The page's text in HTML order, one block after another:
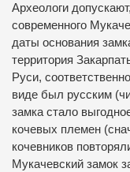
Археологи
современного
даты основания
территория
Руси,
виде был русским
замка стало
кочевых племен
кочевников
Мукачевский замок